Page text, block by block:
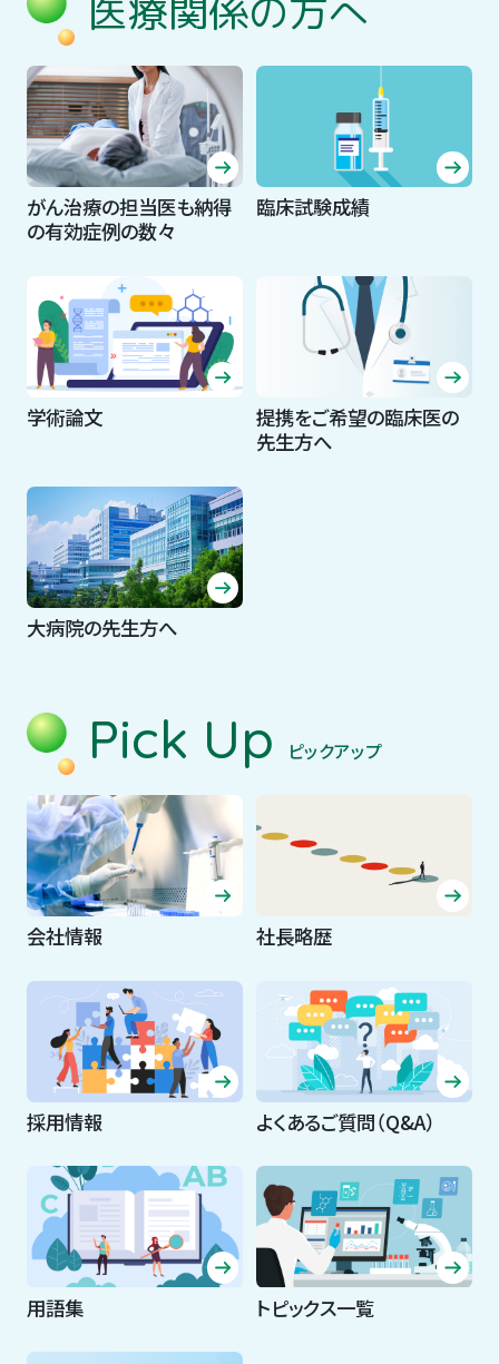
がん治療の担当医も納得
の有効症例の数々
臨床試験成績
学術論文
提携をご希望の臨床医の
先生方へ
大病院の先生方へ
Pick Up ピックアップ
会社情報 社長略歴
採用情報 よくあるご質問（Q&A）
用語集 トピックス一覧